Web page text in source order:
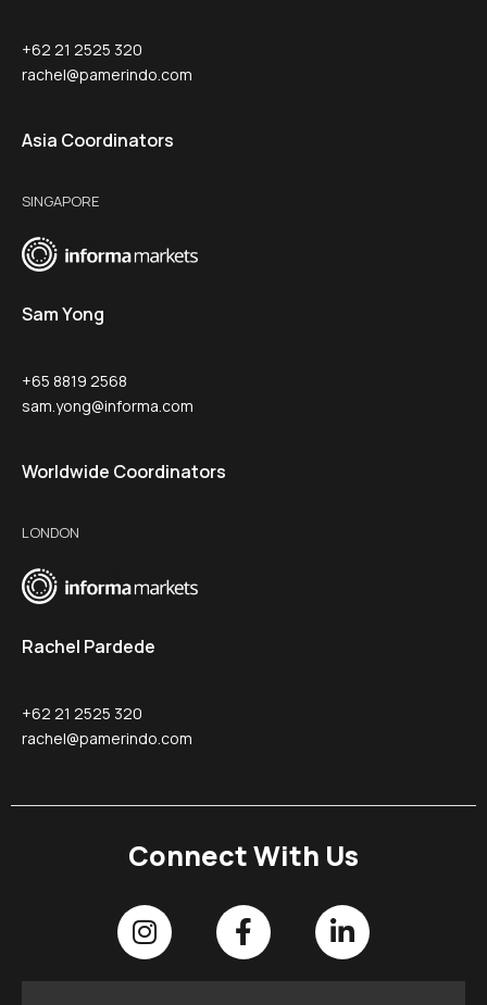
+62 21 2525 320
rachel@pamerindo.com
Asia Coordinators
SINGAPORE
Sam Yong
+65 8819 2568
sam.yong@informa.com
Worldwide Coordinators
LONDON
Rachel Pardede
+62 21 2525 320
rachel@pamerindo.com
Connect With Us